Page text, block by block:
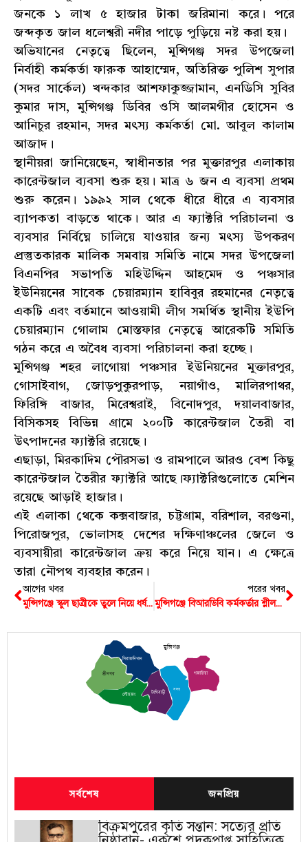
জনকে ১ লাখ ৫ হাজার টাকা জরিমানা করে। পরে
জব্দকৃত জাল ধলেশ্বরী নদীর পাড়ে পুড়িয়ে নষ্ট করা হয়।
অভিযানের নেতৃত্বে ছিলেন, মুন্সিগঞ্জ সদর উপজেলা
নির্বাহী কর্মকর্তা ফারুক আহাম্মেদ, অতিরিক্ত পুলিশ সুপার
(সদর সার্কেল) খন্দকার আশফাকুজ্জামান, এনডিসি সুবির
কুমার দাস, মুন্সিগঞ্জ ডিবির ওসি আলমগীর হোসেন ও
আনিচুর রহমান, সদর মৎস্য কর্মকর্তা মো. আবুল কালাম
আজাদ।
স্থানীয়রা জানিয়েছেন, স্বাধীনতার পর মুক্তারপুর এলাকায়
কারেন্টজাল ব্যবসা শুরু হয়। মাত্র ৬ জন এ ব্যবসা প্রথম
শুরু করেন। ১৯৯২ সাল থেকে ধীরে ধীরে এ ব্যবসার
ব্যাপকতা বাড়তে থাকে। আর এ ফ্যাক্টরি পরিচালনা ও
ব্যবসার নির্বিঘ্নে চালিয়ে যাওয়ার জন্য মৎস্য উপকরণ
প্রস্তুতকারক মালিক সমবায় সমিতি নামে সদর উপজেলা
বিএনপির সভাপতি মহিউদ্দিন আহমেদ ও পঞ্চসার
ইউনিয়নের সাবেক চেয়ারম্যান হাবিবুর রহমানের নেতৃত্বে
একটি এবং বর্তমানে আওয়ামী লীগ সমর্থিত স্থানীয় ইউপি
চেয়ারম্যান গোলাম মোস্তফার নেতৃত্বে আরেকটি সমিতি
গঠন করে এ অবৈধ ব্যবসা পরিচালনা করা হচ্ছে।
মুন্সিগঞ্জ শহর লাগোয়া পঞ্চসার ইউনিয়নের মুক্তারপুর,
গোসাইবাগ, জোড়পুকুরপাড়, নয়াগাঁও, মালিরপাথর,
ফিরিঙ্গি বাজার, মিরেশ্বরাই, বিনোদপুর, দয়ালবাজার,
বিসিকসহ বিভিন্ন গ্রামে ২০০টি কারেন্টজাল তৈরী বা
উৎপাদনের ফ্যাক্টরি রয়েছে।
এছাড়া, মিরকাদিম পৌরসভা ও রামপালে আরও বেশ কিছু
কারেন্টজাল তৈরীর ফ্যাক্টরি আছে।ফ্যাক্টরিগুলোতে মেশিন
রয়েছে আড়াই হাজার।
এই এলাকা থেকে কক্সবাজার, চট্টগ্রাম, বরিশাল, বরগুনা,
পিরোজপুর, ভোলাসহ দেশের দক্ষিণাঞ্চলের জেলে ও
ব্যবসায়ীরা কারেন্টজাল ক্রয় করে নিয়ে যান। এ ক্ষেত্রে
তারা নৌপথ ব্যবহার করেন।
আগের খবর
মুন্সিগঞ্জে স্কুল ছাত্রীকে তুলে নিয়ে ধর্ষণ, অপমানে আত্মহত্যা
পরের খবর
মুন্সিগঞ্জে বিআরডিবি কর্মকর্তার শ্লীলতাহানির অভিযোগে যুবক গ্রেফতার
শ্রীনগর
সিরাজদিখান
টংগিবাড়ী
সদর
গজারিয়া
লৌহজং
মুন্সিগঞ্জ
সর্বশেষ জনপ্রিয়
বিক্রমপুরের কৃতি সন্তান: সত্যের প্রতি